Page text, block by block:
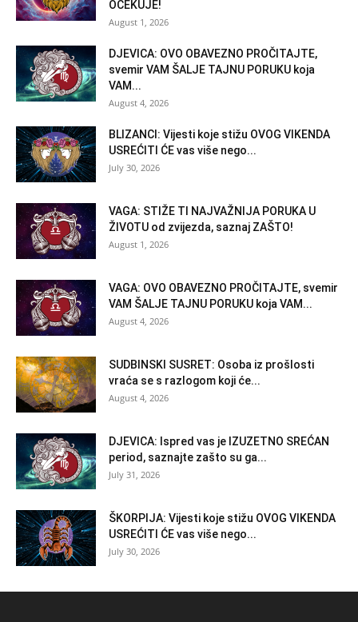
OČEKUJE!
August 1, 2026
DJEVICA: OVO OBAVEZNO PROČITAJTE,
svemir VAM ŠALJE TAJNU PORUKU koja
VAM...
August 4, 2026
BLIZANCI: Vijesti koje stižu OVOG VIKENDA
USREĆITI ĆE vas više nego...
July 30, 2026
VAGA: STIŽE TI NAJVAŽNIJA PORUKA U
ŽIVOTU od zvijezda, saznaj ZAŠTO!
August 1, 2026
VAGA: OVO OBAVEZNO PROČITAJTE, svemir
VAM ŠALJE TAJNU PORUKU koja VAM...
August 4, 2026
SUDBINSKI SUSRET: Osoba iz prošlosti
vraća se s razlogom koji će...
August 4, 2026
DJEVICA: Ispred vas je IZUZETNO SREĆAN
period, saznajte zašto su ga...
July 31, 2026
ŠKORPIJA: Vijesti koje stižu OVOG VIKENDA
USREĆITI ĆE vas više nego...
July 30, 2026